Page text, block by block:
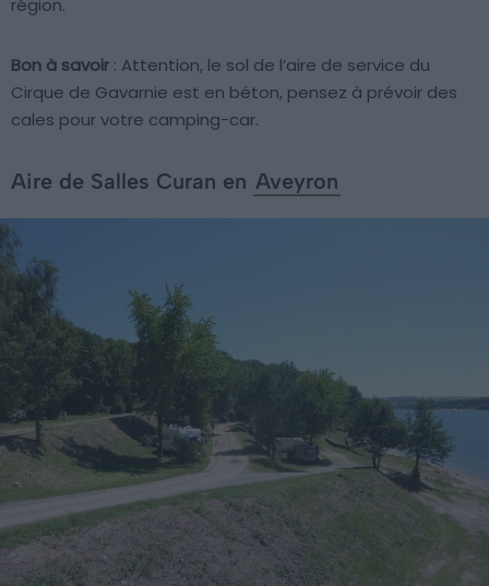
région.
Bon à savoir : Attention, le sol de l’aire de service du
Cirque de Gavarnie est en béton, pensez à prévoir des
cales pour votre camping-car.
Aire de Salles Curan en Aveyron